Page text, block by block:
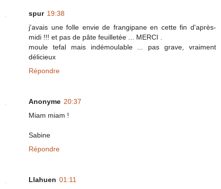
spur 19:38
j'avais une folle envie de frangipane en cette fin d'après-
midi !!! et pas de pâte feuilletée ... MERCI .
moule tefal mais indémoulable ... pas grave, vraiment
délicieux
Répondre
Anonyme 20:37
Miam miam !
Sabine
Répondre
Llahuen 01:11